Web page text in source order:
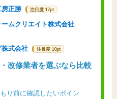
正勝 注目度 17pt
ムクリエイト株式会社
式会社 注目度 10pt
改修業者を選ぶなら比較
り前に確認したいポイン